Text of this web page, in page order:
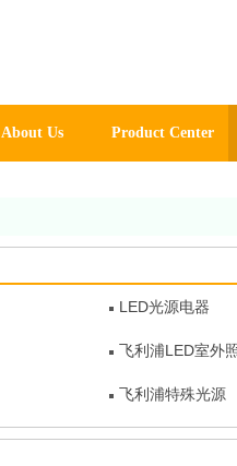
About Us Product Center
LED光源电器
飞利浦LED室外
飞利浦特殊光源